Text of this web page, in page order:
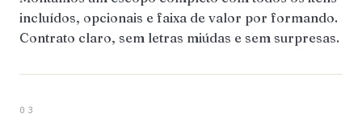
incluídos, opcionais e faixa de valor por formando.
Contrato claro, sem letras miúdas e sem surpresas.
03